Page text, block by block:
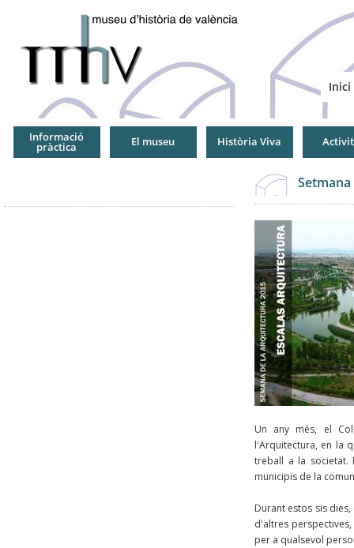
Inici
Informació
pràctica El museu Història Viva
Un any més, el
l'Arquitectura, en la
treball a la societat.
municipis de la
Durant estos sis
d'altres
per a qualsevol